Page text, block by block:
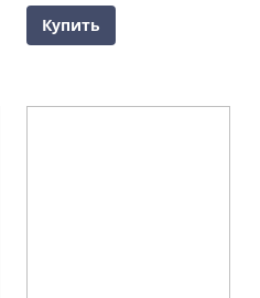
Купить